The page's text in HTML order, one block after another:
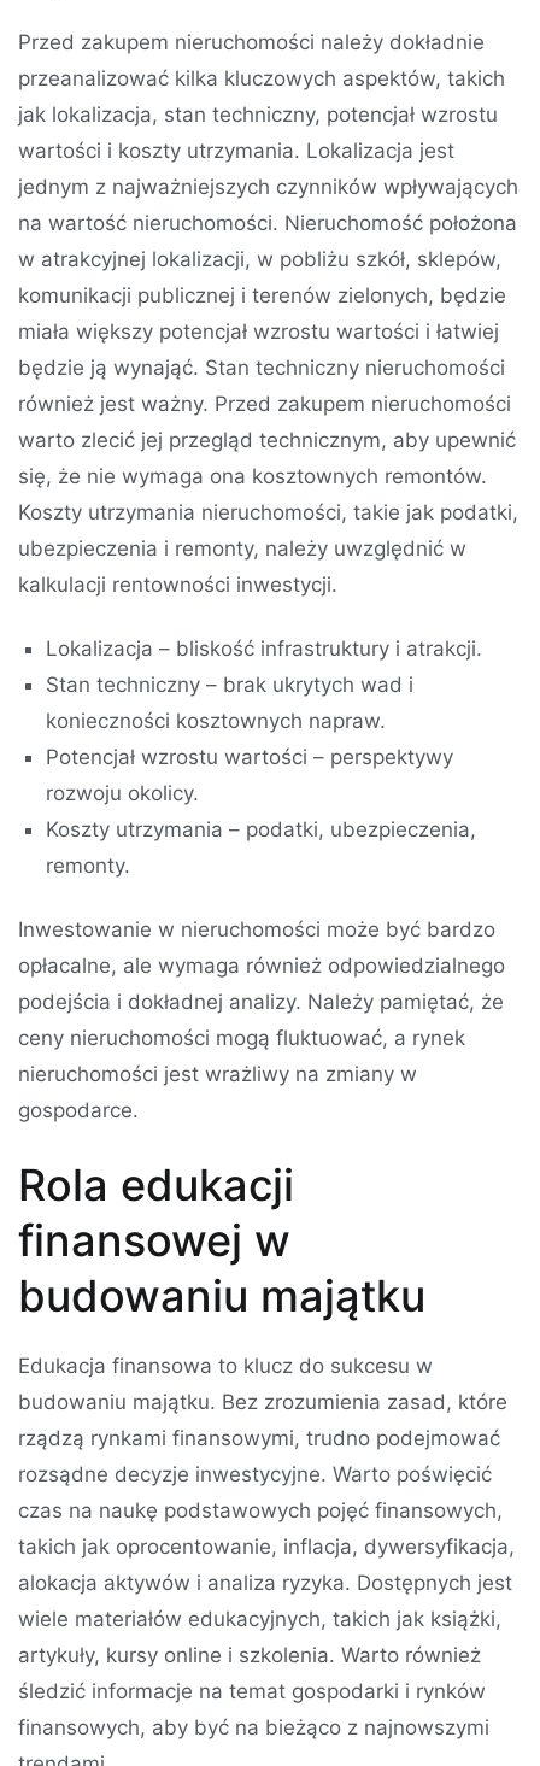
Przed zakupem nieruchomości należy dokładnie
przeanalizować kilka kluczowych aspektów, takich
jak lokalizacja, stan techniczny, potencjał wzrostu
wartości i koszty utrzymania. Lokalizacja jest
jednym z najważniejszych czynników wpływających
na wartość nieruchomości. Nieruchomość położona
w atrakcyjnej lokalizacji, w pobliżu szkół, sklepów,
komunikacji publicznej i terenów zielonych, będzie
miała większy potencjał wzrostu wartości i łatwiej
będzie ją wynająć. Stan techniczny nieruchomości
również jest ważny. Przed zakupem nieruchomości
warto zlecić jej przegląd technicznym, aby upewnić
się, że nie wymaga ona kosztownych remontów.
Koszty utrzymania nieruchomości, takie jak podatki,
ubezpieczenia i remonty, należy uwzględnić w
kalkulacji rentowności inwestycji.
Lokalizacja – bliskość infrastruktury i atrakcji.
Stan techniczny – brak ukrytych wad i
konieczności kosztownych napraw.
Potencjał wzrostu wartości – perspektywy
rozwoju okolicy.
Koszty utrzymania – podatki, ubezpieczenia,
remonty.
Inwestowanie w nieruchomości może być bardzo
opłacalne, ale wymaga również odpowiedzialnego
podejścia i dokładnej analizy. Należy pamiętać, że
ceny nieruchomości mogą fluktuować, a rynek
nieruchomości jest wrażliwy na zmiany w
gospodarce.
Rola edukacji
finansowej w
budowaniu majątku
Edukacja finansowa to klucz do sukcesu w
budowaniu majątku. Bez zrozumienia zasad, które
rządzą rynkami finansowymi, trudno podejmować
rozsądne decyzje inwestycyjne. Warto poświęcić
czas na naukę podstawowych pojęć finansowych,
takich jak oprocentowanie, inflacja, dywersyfikacja,
alokacja aktywów i analiza ryzyka. Dostępnych jest
wiele materiałów edukacyjnych, takich jak książki,
artykuły, kursy online i szkolenia. Warto również
śledzić informacje na temat gospodarki i rynków
finansowych, aby być na bieżąco z najnowszymi